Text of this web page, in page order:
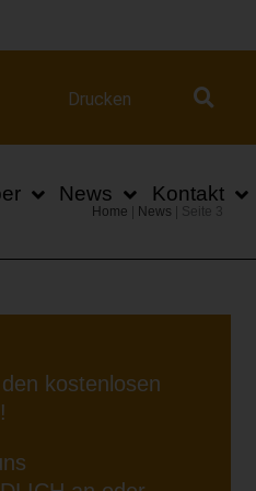
Drucken
News Kontakt
Home News Seite 3
kostenlosen
Seine Funktionalität ist